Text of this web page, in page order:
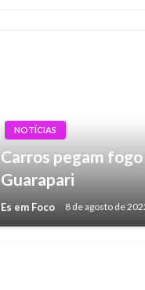
NOTÍCIAS
Carros pegam
Guarapari
Es em Foco 8 de agosto de